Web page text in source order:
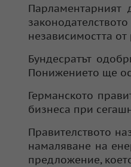
Парламентарният
независимостта
Бундесратът
Понижението ще
Германското
бизнеса при
Правителството
намаляване на
предложение,